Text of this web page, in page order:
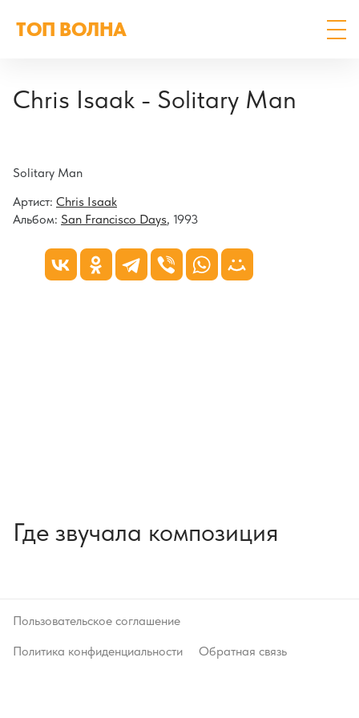
ТОП ВОЛНА
Chris Isaak - Solitary Man
Solitary Man
Артист: Chris Isaak
Альбом: San Francisco Days, 1993
Где звучала композиция
Пользовательское соглашение
Политика конфиденциальности
Обратная связь